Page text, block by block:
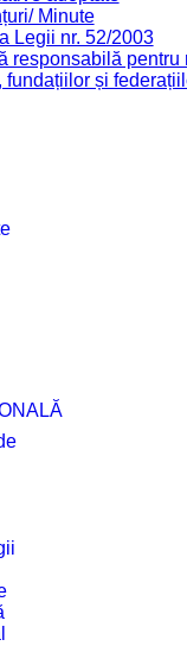
Minute
Legii nr. 52/2003
responsabilă
și